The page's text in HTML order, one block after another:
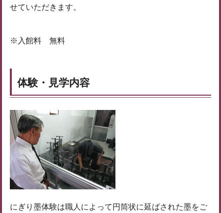
せていただきます。
※入館料 無料
体験・見学内容
にぎり墨体験は職人によって円筒状に延ばされた墨をご